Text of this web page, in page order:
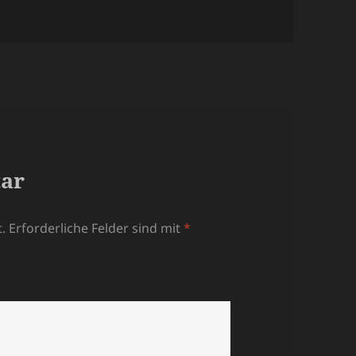
Erforderliche Felder sind mit*